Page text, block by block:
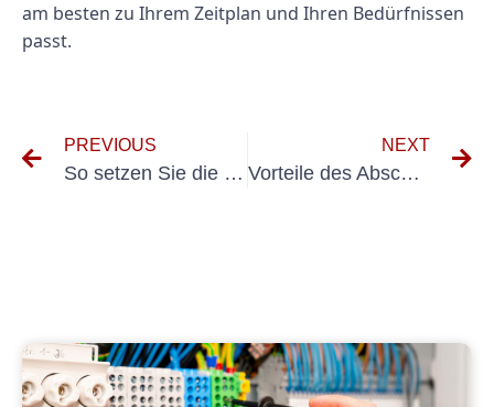
am besten zu Ihrem Zeitplan und Ihren Bedürfnissen
passt.
PREVIOUS
So setzen Sie die Richtlinien zur elektrischen Sicherheit der DGUV Vorschrift 3 und VDE 0701 um
NEXT
Vorteile des Abschlusses der Gabelstapler-Prüfungsschulung